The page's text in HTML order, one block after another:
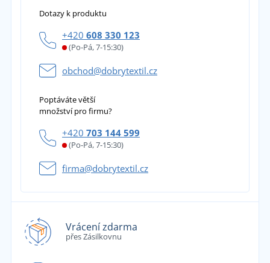
Dotazy k produktu
+420 608 330 123
(Po-Pá, 7-15:30)
obchod@dobrytextil.cz
Poptáváte větší
množství pro firmu?
+420 703 144 599
(Po-Pá, 7-15:30)
firma@dobrytextil.cz
Vrácení zdarma
přes Zásilkovnu